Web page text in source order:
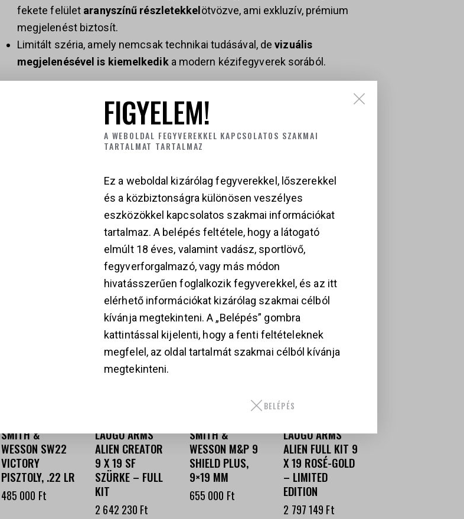
fekete felület aranyszínű részletekkelötvözve, ami exkluzív, prémium
megjelenést biztosít.
Limitált széria, amely nemcsak technikai tudásával, devizuális
megjelenésével is kiemelkedika modern kézifegyverek sorából.
számára, akik nem elégszenek meg az átlagossal – legyen szó
9×19mm Parabellum (Luger)
KAPCSOLÓDÓ TERMÉKEK
SMITH &
WESSON SW22
VICTORY
PISZTOLY, .22 LR
485 000 Ft
LAUGO ARMS
ALIEN CREATOR
9 X 19 SF
SZÜRKE – FULL
KIT
2 642 230 Ft
SMITH &
WESSON M&P 9
SHIELD PLUS,
9×19 MM
655 000 Ft
LAUGO ARMS
ALIEN FULL KIT 9
X 19 ROSÉ-GOLD
– LIMITED
EDITION
2 797 149 Ft
FIGYELEM!
A WEBOLDAL FEGYVEREKKEL KAPCSOLATOS SZAKMAI
TARTALMAT TARTALMAZ
Ez a weboldal kizárólag fegyverekkel, lőszerekkel
és a közbiztonságra különösen veszélyes
eszközökkel kapcsolatos szakmai információkat
tartalmaz. A belépés feltétele, hogy a látogató
elmúlt 18 éves, valamint vadász, sportlövő,
fegyverforgalmazó, vagy más módon
hivatásszerűen foglalkozik fegyverekkel, és az itt
elérhető információkat kizárólag szakmai célból
kívánja megtekinteni. A „Belépés” gombra
kattintással kijelenti, hogy a fenti feltételeknek
megfelel, az oldal tartalmát szakmai célból kívánja
megtekinteni.
BELÉPÉS